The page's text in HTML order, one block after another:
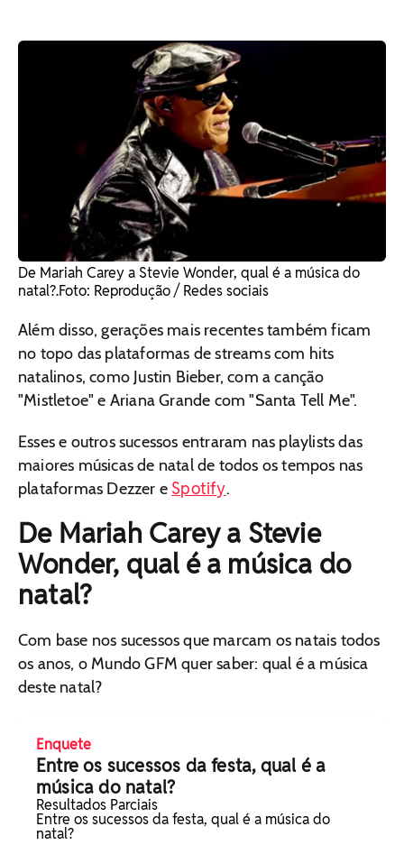
De Mariah Carey a Stevie Wonder, qual é a música do
natal?. ​Foto: Reprodução / Redes sociais
Além disso, gerações mais recentes também ficam
no topo das plataformas de streams com hits
natalinos, como Justin Bieber, com a canção
"Mistletoe" e Ariana Grande com "Santa Tell Me".
Esses e outros sucessos entraram nas playlists das
maiores músicas de natal de todos os tempos nas
plataformas Dezzer e Spotify.
De Mariah Carey a Stevie
Wonder, qual é a música do
natal?
Com base nos sucessos que marcam os natais todos
os anos, o Mundo GFM quer saber: qual é a música
deste natal?
Enquete
Entre os sucessos da festa, qual é a
música do natal?
Resultados Parciais
Entre os sucessos da festa, qual é a música do
natal?